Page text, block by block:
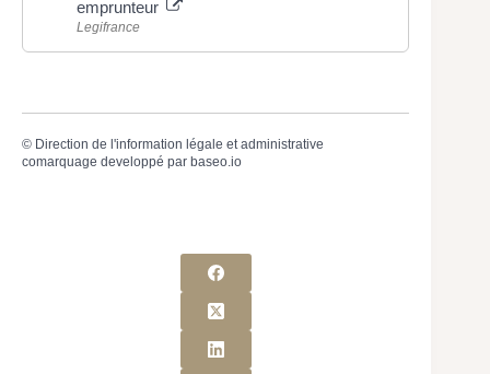
emprunteur
Legifrance
© Direction de l'information légale et administrative
comarquage developpé par baseo.io